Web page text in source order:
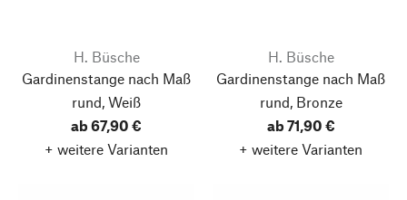
H. Büsche
Gardinenstange nach Maß
rund, Weiß
ab 67,90 €
+ weitere Varianten
H. Büsche
Gardinenstange nach Maß
rund, Bronze
ab 71,90 €
+ weitere Varianten